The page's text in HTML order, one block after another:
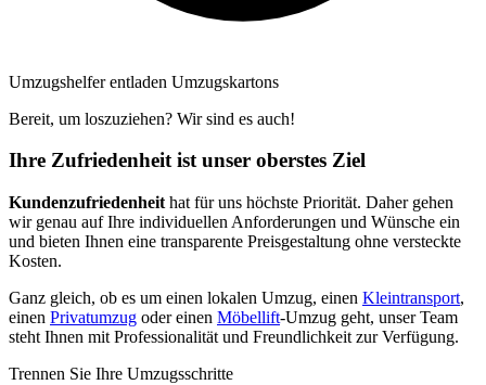
Umzugshelfer entladen Umzugskartons
Bereit, um loszuziehen? Wir sind es auch!
Ihre Zufriedenheit ist unser oberstes Ziel
Kundenzufriedenheit hat für uns höchste Priorität. Daher gehen
wir genau auf Ihre individuellen Anforderungen und Wünsche ein
und bieten Ihnen eine transparente Preisgestaltung ohne versteckte
Kosten.
Ganz gleich, ob es um einen lokalen Umzug, einen Kleintransport,
einen Privatumzug oder einen Möbellift-Umzug geht, unser Team
steht Ihnen mit Professionalität und Freundlichkeit zur Verfügung.
Trennen Sie Ihre Umzugsschritte